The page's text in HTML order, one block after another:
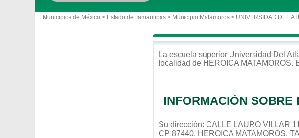
Municipios de México > Estado de Tamaulipas > Municipio Matamoros > UNIVERSIDAD DEL
La escuela superior Universidad Del
localidad de HEROICA MATAMOROS.
INFORMACIÓN SOBRE
Su dirección: CALLE LAURO VILLAR
CP 87440, HEROICA MATAMOROS,